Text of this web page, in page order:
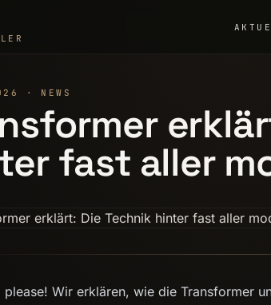
· NEWS
fast aller
please! Wir erklären, wie die Transformer